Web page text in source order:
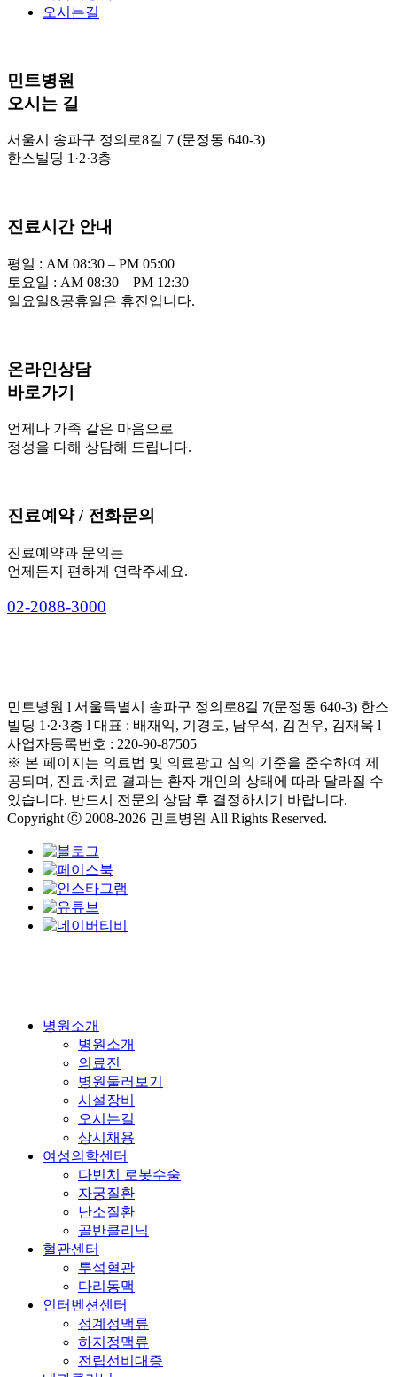
오시는길
민트병원
오시는 길
서울시 송파구 정의로8길 7 (문정동 640-3)
한스빌딩 1·2·3층
진료시간 안내
평일 : AM 08:30 – PM 05:00
토요일 : AM 08:30 – PM 12:30
일요일&공휴일은 휴진입니다.
온라인상담
바로가기
언제나 가족 같은 마음으로
정성을 다해 상담해 드립니다.
진료예약 / 전화문의
진료예약과 문의는
언제든지 편하게 연락주세요.
02-2088-3000
민트병원 l 서울특별시 송파구 정의로8길 7(문정동 640-3) 한스
빌딩 1·2·3층 l 대표 : 배재익, 기경도, 남우석, 김건우, 김재욱 l
사업자등록번호 : 220-90-87505
※ 본 페이지는 의료법 및 의료광고 심의 기준을 준수하여 제
공되며, 진료·치료 결과는 환자 개인의 상태에 따라 달라질 수
있습니다. 반드시 전문의 상담 후 결정하시기 바랍니다.
Copyright ⓒ 2008-2026 민트병원 All Rights Reserved.
Close
병원소개
병원소개
의료진
병원둘러보기
시설장비
오시는길
상시채용
여성의학센터
다빈치 로봇수술
자궁질환
난소질환
골반클리닉
혈관센터
투석혈관
다리동맥
인터벤션센터
정계정맥류
하지정맥류
전립선비대증